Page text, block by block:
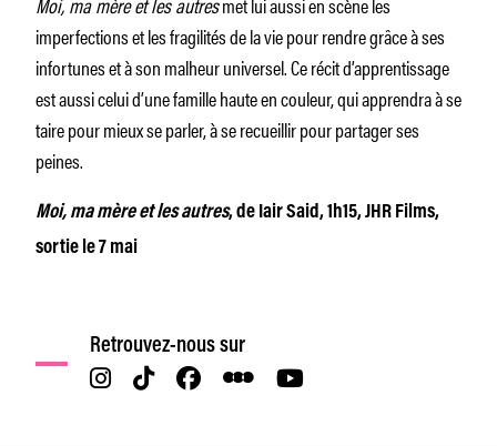
imperfections et les fragilités de la vie pour rendre grâce à ses
infortunes et à son malheur universel. Ce récit d’apprentissage
est aussi celui d’une famille haute en couleur, qui apprendra à se
taire pour mieux se parler, à se recueillir pour partager ses
peines.
Moi, ma mère et les autres, de Iair Said, 1h15, JHR Films,
sortie le 7 mai
Retrouvez-nous sur